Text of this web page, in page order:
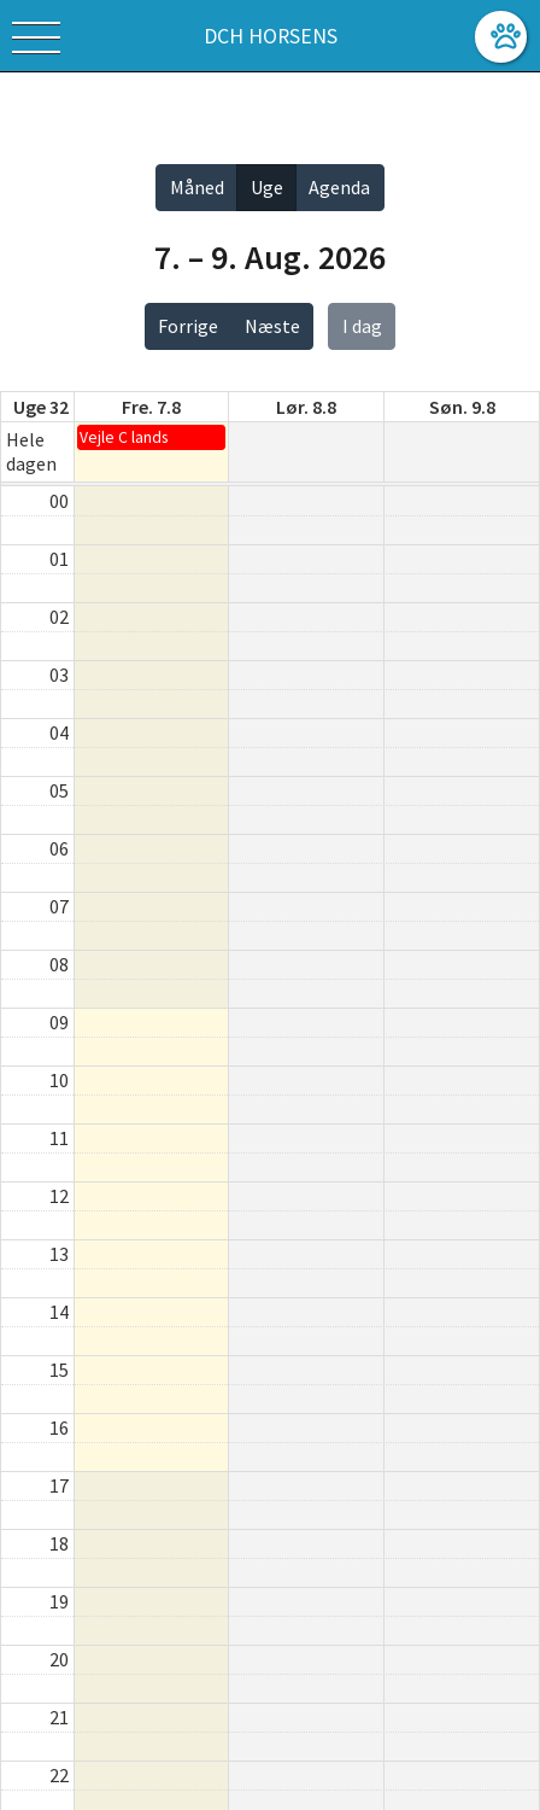
DCH HORSENS
Forrige Næste I dag
7. – 9. Aug. 2026
Måned Uge Agenda
Uge 32 Fre. 7.8 Lør. 8.8
Søn. 9.8
Hele
dagen
Vejle C lands
00
01
02
03
04
05
06
07
08
09
10
11
12
13
14
15
16
17
18
19
20
21
22